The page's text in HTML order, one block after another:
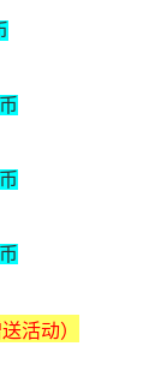
活动）